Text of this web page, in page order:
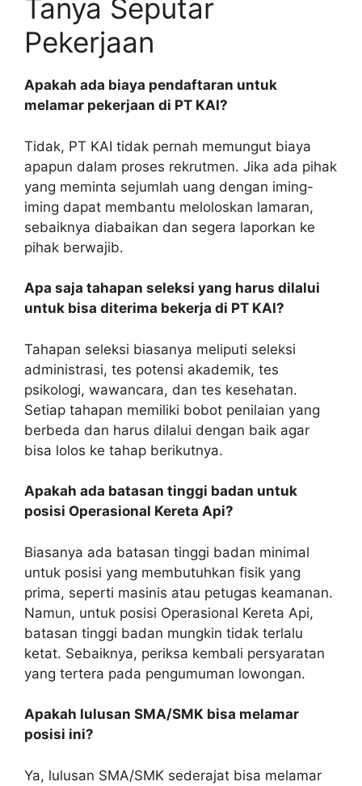
Tanya Seputar
Pekerjaan
Apakah ada biaya pendaftaran untuk
melamar pekerjaan di PT KAI?
Tidak, PT KAI tidak pernah memungut biaya
apapun dalam proses rekrutmen. Jika ada pihak
yang meminta sejumlah uang dengan iming-
iming dapat membantu meloloskan lamaran,
sebaiknya diabaikan dan segera laporkan ke
pihak berwajib.
Apa saja tahapan seleksi yang harus dilalui
untuk bisa diterima bekerja di PT KAI?
Tahapan seleksi biasanya meliputi seleksi
administrasi, tes potensi akademik, tes
psikologi, wawancara, dan tes kesehatan.
Setiap tahapan memiliki bobot penilaian yang
berbeda dan harus dilalui dengan baik agar
bisa lolos ke tahap berikutnya.
Apakah ada batasan tinggi badan untuk
posisi Operasional Kereta Api?
Biasanya ada batasan tinggi badan minimal
untuk posisi yang membutuhkan fisik yang
prima, seperti masinis atau petugas keamanan.
Namun, untuk posisi Operasional Kereta Api,
batasan tinggi badan mungkin tidak terlalu
ketat. Sebaiknya, periksa kembali persyaratan
yang tertera pada pengumuman lowongan.
Apakah lulusan SMA/SMK bisa melamar
posisi ini?
Ya, lulusan SMA/SMK sederajat bisa melamar